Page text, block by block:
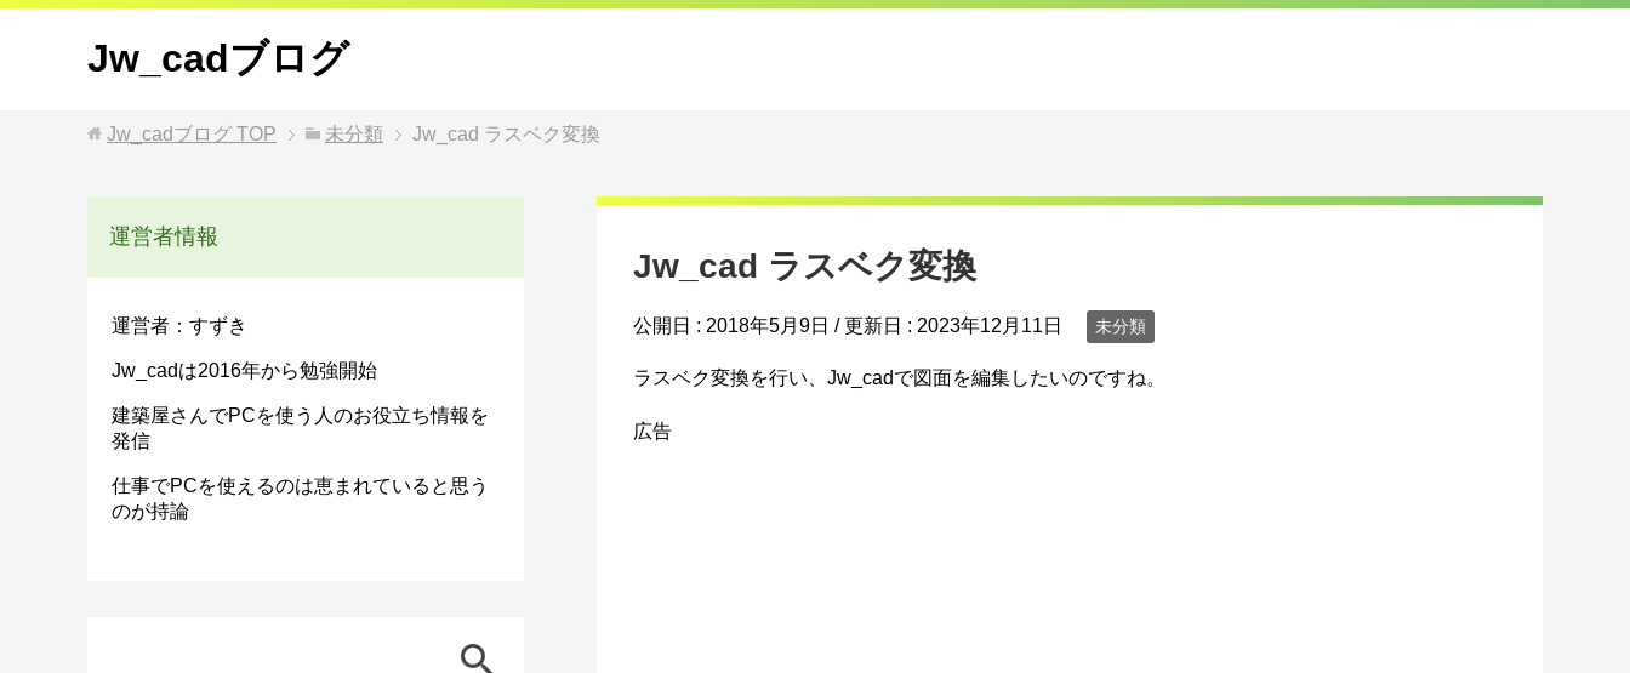
Jw_cadブログ
Jw_cadブログ TOP 未分類 Jw_cad ラスベク変換
Jw_cad ラスベク変換
公開日 : 2018年5月9日 / 更新日 : 2023年12月11日 未分類
ラスベク変換を行い、Jw_cadで図面を編集したいのですね。
広告
運営者情報
運営者：すずき
Jw_cadは2016年から勉強開始
建築屋さんでPCを使う人のお役立ち情報を
発信
仕事でPCを使えるのは恵まれていると思う
のが持論